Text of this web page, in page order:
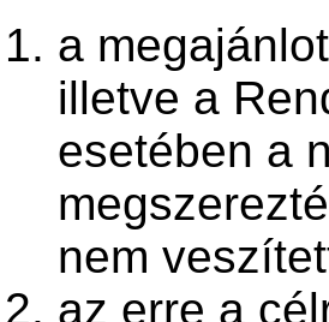
a
illetve a
esetében a
nem
az erre a